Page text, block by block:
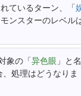
ているターン、「
ンスターのレベル
象の「异色眼 」と名
処理はどうなりま